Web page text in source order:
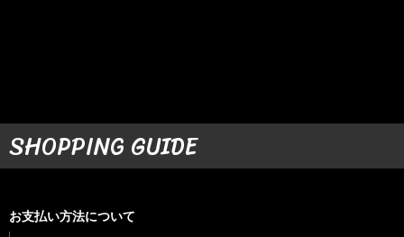
SHOPPING GUIDE
お支払い方法について